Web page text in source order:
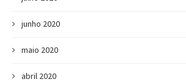
junho 2020
maio 2020
abril 2020